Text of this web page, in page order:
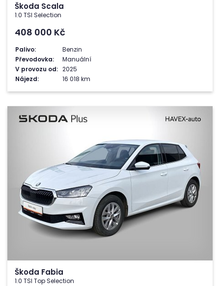
Škoda Scala
1.0 TSI Selection
408 000 Kč
Palivo:
Benzin
Převodovka:
Manuální
V provozu od: 2025
Nájezd:
16 018 km
Škoda Fabia
1.0 TSI Top Selection